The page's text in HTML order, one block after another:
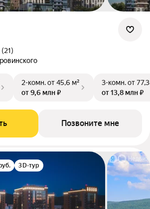
(21)
2-комн.от 45,6 м²
от 9,6 млн ₽
3-комн.от
от 13,8 млн ₽
Позвоните мне
3D-тур